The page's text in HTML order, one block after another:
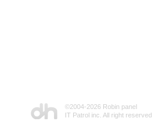
©2004-2026 Robin panel
IT Patrol inc. All right reserved.